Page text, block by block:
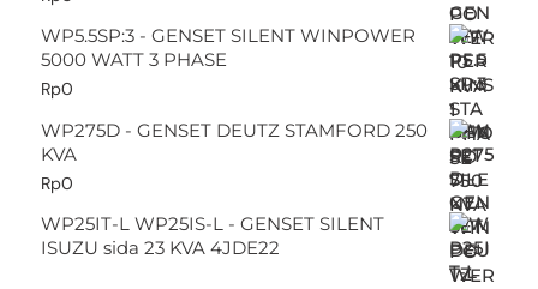
WP5.5SP:3 - GENSET SILENT WINPOWER
5000 WATT 3 PHASE
Rp0
WP275D - GENSET DEUTZ STAMFORD 250
KVA
Rp0
WP25IT-L WP25IS-L - GENSET SILENT
ISUZU sida 23 KVA 4JDE22